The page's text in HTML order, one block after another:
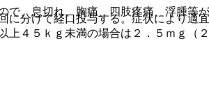
、息切れ、胸痛、四肢疼痛、浮腫等
分けて経口投与する。症状により適
４５ｋｇ未満の場合は２．５ｍｇ（